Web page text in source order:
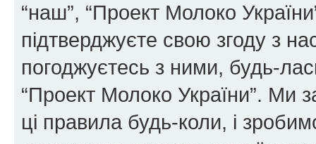
“наш”, “Проект Молоко
підтверджуєте свою згоду з
погоджуєтесь з ними, будь-
“Проект Молоко України”. Ми
ці правила будь-коли, і